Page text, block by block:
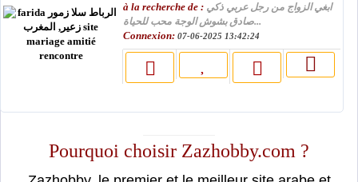
à la recherche de : ابغي الزواج من رجل عربي ذكي
صادق بشوش الوجة محب للحياة...
Connexion: 07-06-2025 13:42:24
Pourquoi choisir Zazhobby.com ?